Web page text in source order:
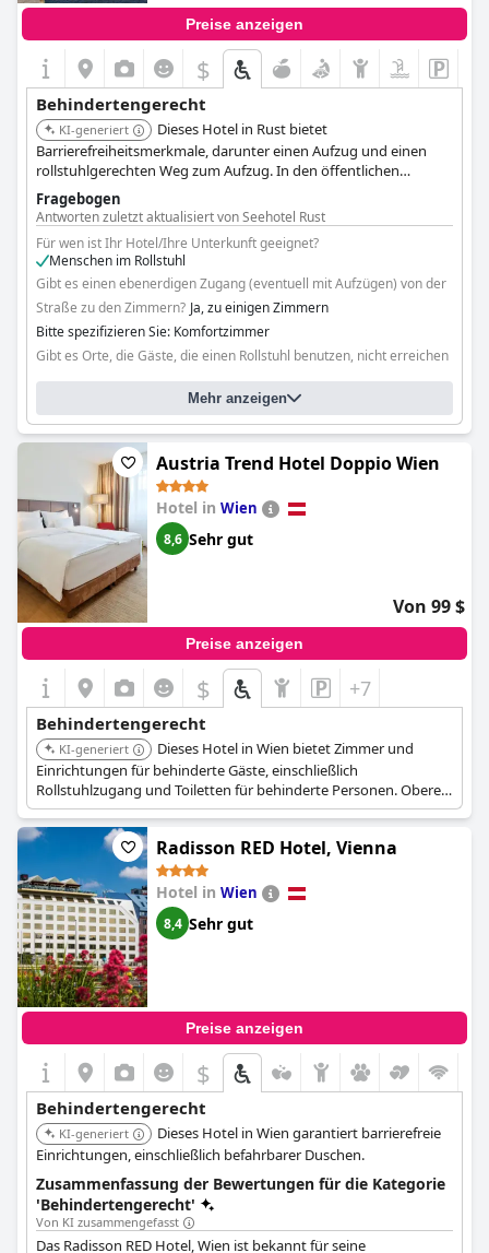
Preise anzeigen
$
Behindertengerecht
KI-generiert
Dieses Hotel in Rust bietet
Barrierefreiheitsmerkmale, darunter einen Aufzug und einen
rollstuhlgerechten Weg zum Aufzug. In den öffentlichen
Bereichen ist Fliesenboden vorhanden.
Fragebogen
Antworten zuletzt aktualisiert von Seehotel Rust
Für wen ist Ihr Hotel/Ihre Unterkunft geeignet?
Menschen im Rollstuhl
Gibt es einen ebenerdigen Zugang (eventuell mit Aufzügen) von der
Straße zu den Zimmern? Ja, zu einigen Zimmern
Bitte spezifizieren Sie: Komfortzimmer
Gibt es Orte, die Gäste, die einen Rollstuhl benutzen, nicht erreichen
können? Ja
Bitte spezifizieren Sie: Wellnessbereich
Mehr anzeigen
Austria Trend Hotel Doppio Wien
Hotel in Wien
8,6 Sehr gut
Von 99 $
Preise anzeigen
$ +7
Behindertengerecht
KI-generiert
Dieses Hotel in Wien bietet Zimmer und
Einrichtungen für behinderte Gäste, einschließlich
Rollstuhlzugang und Toiletten für behinderte Personen. Obere
Etagen sind mit dem Aufzug erreichbar.
Radisson RED Hotel, Vienna
Hotel in Wien
8,4 Sehr gut
Preise anzeigen
$
Behindertengerecht
KI-generiert
Dieses Hotel in Wien garantiert barrierefreie
Einrichtungen, einschließlich befahrbarer Duschen.
Zusammenfassung der Bewertungen für die Kategorie
'Behindertengerecht'
Von KI zusammengefasst
Das Radisson RED Hotel, Wien ist bekannt für seine